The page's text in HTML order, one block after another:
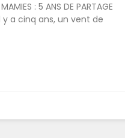
: 5 ANS DE PARTAGE
Il y a cinq ans, un vent de